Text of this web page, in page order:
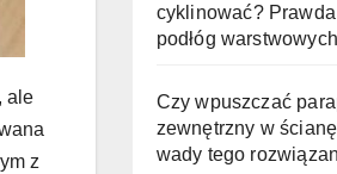
ale
z
cyklinować?
podłóg warstwowych
Czy wpuszczać
zewnętrzny w
wady tego